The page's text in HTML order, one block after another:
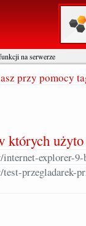
na serwerze
przy pomocy
których
explorer-9-
przegladarek-